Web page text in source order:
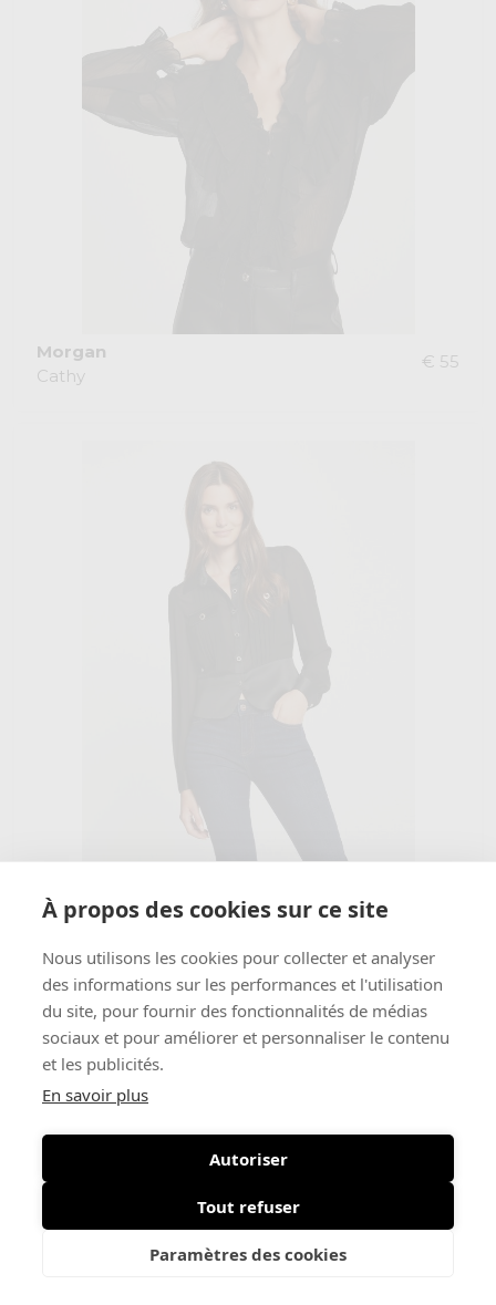
À propos des cookies sur ce site
Nous utilisons les cookies pour collecter et analyser
des informations sur les performances et l'utilisation
du site, pour fournir des fonctionnalités de médias
sociaux et pour améliorer et personnaliser le contenu
et les publicités.
En savoir plus
Autoriser
Tout refuser
Paramètres des cookies
Morgan
Cathy
€ 55
Cloclo